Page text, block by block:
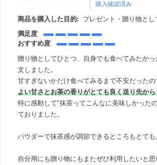
購入確認済み
商品を購入した目的:
プレゼント・贈り物とし
満足度
おすすめ度
贈り物としてひとつ、自身でも食べてみたか
文しました。
甘すぎないかだけ食べてみるまで不安だったの
よい甘さとお茶の香りがとても良く送り先から
特に感動して"抹茶ってこんなに美味しかった
ておりました。
パウダーで抹茶感が調節できるところもとても
自分用にも贈り物にもまたぜひ利用したいと思